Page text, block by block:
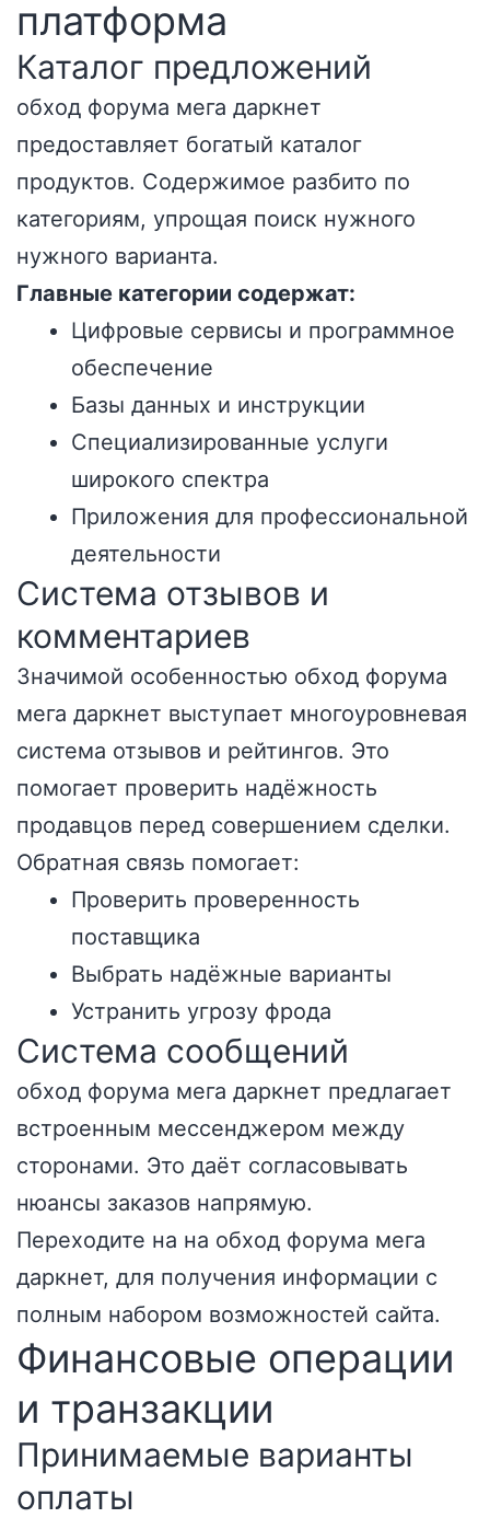
платформа
Каталог предложений
обход форума мега даркнет
предоставляет богатый каталог
продуктов. Содержимое разбито по
категориям, упрощая поиск нужного
нужного варианта.
Главные категории содержат:
Цифровые сервисы и программное
обеспечение
Базы данных и инструкции
Специализированные услуги
широкого спектра
Приложения для профессиональной
деятельности
Система отзывов и
комментариев
Значимой особенностью обход форума
мега даркнет выступает многоуровневая
система отзывов и рейтингов. Это
помогает проверить надёжность
продавцов перед совершением сделки.
Обратная связь помогает:
Проверить проверенность
поставщика
Выбрать надёжные варианты
Устранить угрозу фрода
Система сообщений
обход форума мега даркнет предлагает
встроенным мессенджером между
сторонами. Это даёт согласовывать
нюансы заказов напрямую.
Переходите на на обход форума мега
даркнет, для получения информации с
полным набором возможностей сайта.
Финансовые операции
и транзакции
Принимаемые варианты
оплаты